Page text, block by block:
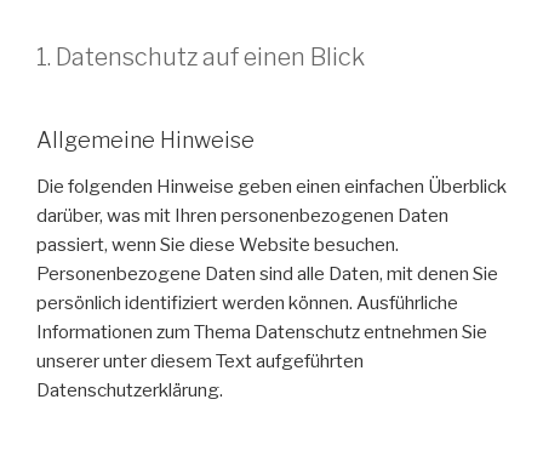
1. Datenschutz auf einen Blick
Allgemeine Hinweise
Die folgenden Hinweise geben einen einfachen Überblick
darüber, was mit Ihren personenbezogenen Daten
passiert, wenn Sie diese Website besuchen.
Personenbezogene Daten sind alle Daten, mit denen Sie
persönlich identifiziert werden können. Ausführliche
Informationen zum Thema Datenschutz entnehmen Sie
unserer unter diesem Text aufgeführten
Datenschutzerklärung.